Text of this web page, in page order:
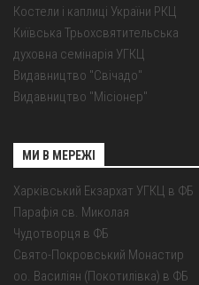
Костели і каплиці України РКЦ
Київська Трьохсвятительська
духовна семінарія УГКЦ
Видавництво "Свічадо"
Видавництво "Місіонер"
МИ В МЕРЕЖІ
Харківський Екзархат УГКЦ в ФБ
Парафія св. Миколая
Чудотворця в ФБ
Свято-Покровський Монастир
оо. Василіян (Покотилівка) в ФБ